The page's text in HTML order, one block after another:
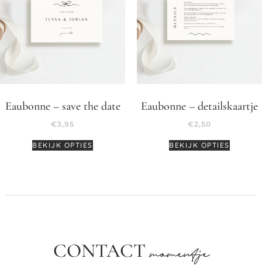
Eaubonne – save the date
€3,95
BEKIJK OPTIES
Eaubonne – detailskaartje
€2,50
BEKIJK OPTIES
CONTACTmomentje